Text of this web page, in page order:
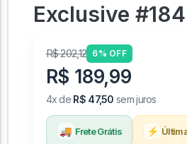
Exclusive
R$ 202,12 6% OFF
R$ 189,99
4x de R$ 47,50 sem juros
🚚 Frete Grátis ⚡